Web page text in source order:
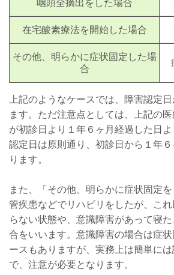
咽頭全摘出をした場合
在宅酸素療法を開始した場合
その他、明らかに症状固定した場
合
上記のようなケースでは、障害認定
ます。ただ注意点としては、上記の
が初診日より１年６ヶ月経過した日
認定日は原則通り、初診日から１年
ります。
また、「その他、明らかに症状固定
管疾患などでリハビリをしたが、こ
らない状態や、意識障害があって寝
合をいいます。意識障害の場合は症
ースもありますが、実務上は簡単に
で、注意が必要となります。